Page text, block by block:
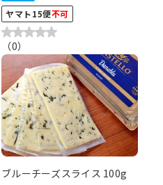
ヤマト15便不可
（0）
ブルーチーズスライス 100g